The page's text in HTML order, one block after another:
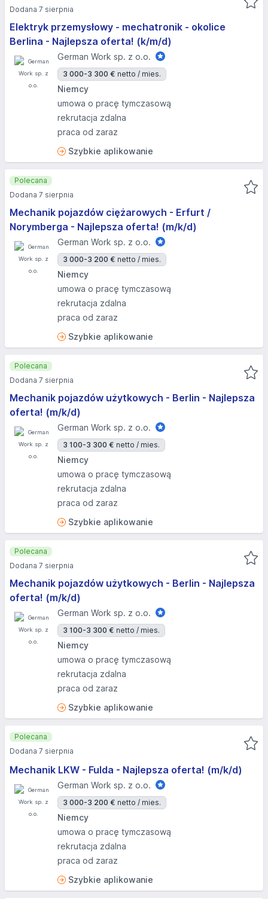
Elektryk przemysłowy - mechatronik - okolice
Berlina - Najlepsza oferta! (k/m/d)
German Work sp. z o.o.
3 000-3 300 € netto / mies.
Niemcy
umowa o pracę tymczasową
rekrutacja zdalna
praca od zaraz
Szybkie aplikowanie
Dodana 7 sierpnia
Mechanik pojazdów ciężarowych - Erfurt /
Norymberga - Najlepsza oferta! (m/k/d)
German Work sp. z o.o.
3 000-3 200 € netto / mies.
Niemcy
umowa o pracę tymczasową
rekrutacja zdalna
praca od zaraz
Szybkie aplikowanie
Polecana
Dodana 7 sierpnia
Mechanik pojazdów użytkowych - Berlin - Najlepsza
oferta! (m/k/d)
German Work sp. z o.o.
3 100-3 300 € netto / mies.
Niemcy
umowa o pracę tymczasową
rekrutacja zdalna
praca od zaraz
Szybkie aplikowanie
Polecana
Dodana 7 sierpnia
Mechanik pojazdów użytkowych - Berlin - Najlepsza
oferta! (m/k/d)
German Work sp. z o.o.
3 100-3 300 € netto / mies.
Niemcy
umowa o pracę tymczasową
rekrutacja zdalna
praca od zaraz
Szybkie aplikowanie
Polecana
Dodana 7 sierpnia
Mechanik LKW - Fulda - Najlepsza oferta! (m/k/d)
German Work sp. z o.o.
3 000-3 200 € netto / mies.
Niemcy
umowa o pracę tymczasową
rekrutacja zdalna
praca od zaraz
Szybkie aplikowanie
Polecana
Dodana 7 sierpnia